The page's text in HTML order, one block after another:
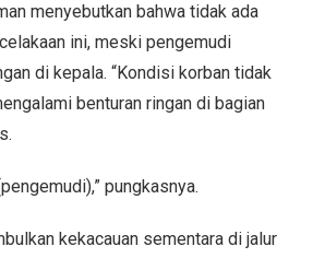
menyebutkan bahwa tidak ada
ini, meski pengemudi
di kepala. “Kondisi korban tidak
benturan ringan di bagian
pungkasnya.
kekacauan sementara di jalur